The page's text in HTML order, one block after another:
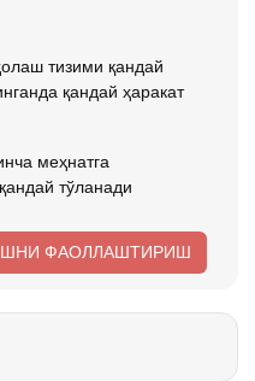
тизими қандай
қандай ҳаракат
меҳнатга
тўланади
ФАОЛЛАШТИРИШ